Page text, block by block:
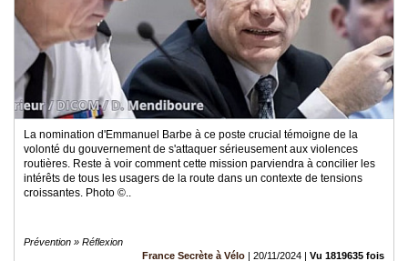
La nomination d'Emmanuel Barbe à ce poste crucial témoigne de la
volonté du gouvernement de s'attaquer sérieusement aux violences
routières. Reste à voir comment cette mission parviendra à concilier les
intérêts de tous les usagers de la route dans un contexte de tensions
croissantes. Photo ©..
Prévention » Réflexion
France Secrète à Vélo | 20/11/2024 | Vu 1819635 fois